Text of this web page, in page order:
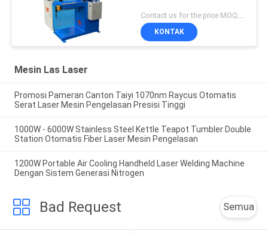
KONTAK
Mesin Las Laser
Promosi Pameran Canton Taiyi 1070nm Raycus Otomatis
Serat Laser Mesin Pengelasan Presisi Tinggi
1000W - 6000W Stainless Steel Kettle Teapot Tumbler Double
Station Otomatis Fiber Laser Mesin Pengelasan
1200W Portable Air Cooling Handheld Laser Welding Machine
Dengan Sistem Generasi Nitrogen
Bad Request Semua